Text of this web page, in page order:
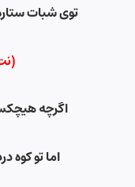
توی شبات
اگرچه
اما تو کوه